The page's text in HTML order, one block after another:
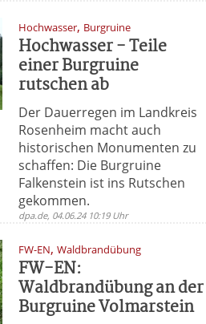
Hochwasser, Burgruine
Hochwasser - Teile
einer Burgruine
rutschen ab
Der Dauerregen im Landkreis
Rosenheim macht auch
historischen Monumenten zu
schaffen: Die Burgruine
Falkenstein ist ins Rutschen
gekommen.
dpa.de, 04.06.24 10:19 Uhr
FW-EN,Waldbrandübung
FW-EN:
Waldbrandübung an der
Burgruine Volmarstein